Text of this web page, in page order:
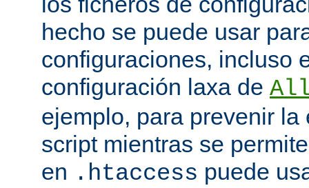
hecho se puede usar
configuraciones, incluso
configuración laxa de
ejemplo, para prevenir la
script mientras se
en .htaccess puede